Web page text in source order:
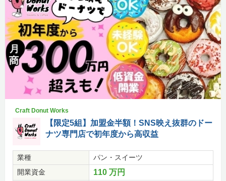
Craft Donut Works
【限定5組】加盟金半額！SNS映え抜群のドー
ナツ専門店で初年度から高収益
業種
パン・スイーツ
開業資金
110 万円